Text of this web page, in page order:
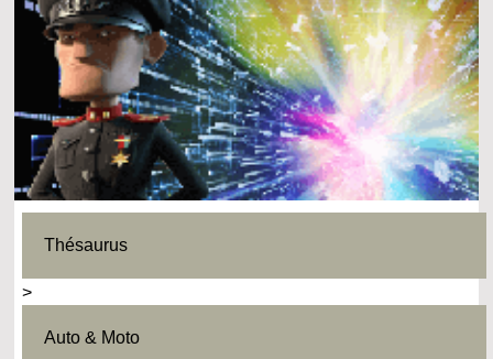
Thésaurus
>
Auto & Moto